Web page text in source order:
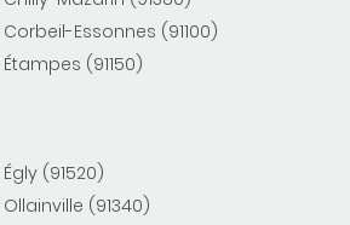
Essonnes (91100)
(91150)
(91520)
(91340)